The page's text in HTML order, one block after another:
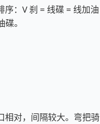
：V 刹 = 线碟 = 线加油
。
相对，间隔较大。弯把骑